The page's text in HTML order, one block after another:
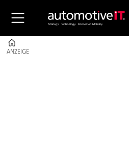
ANZEIGE
ANZEIGE